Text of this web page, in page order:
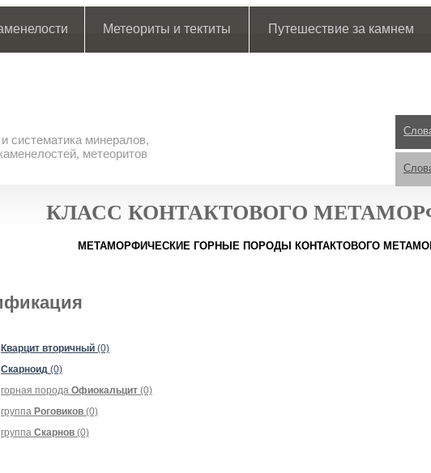
Метеориты и тектиты Путешествие за камнем
систематика минералов,
метеоритов
КЛАСС КОНТАКТОВОГО
МЕТАМОРФИЧЕСКИЕ ГОРНЫЕ ПОРОДЫ КОНТАКТОВОГО
Кварцит вторичный (0)
Скарноид (0)
горная порода Офиокальцит (0)
группа Роговиков (0)
группа Скарнов (0)